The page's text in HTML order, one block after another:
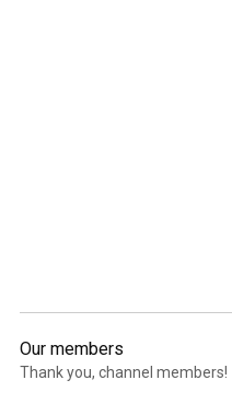
Our members
Thank you, channel members!